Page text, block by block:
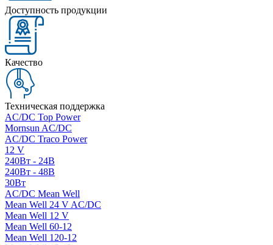
Доступность продукции
Качество
Техническая поддержка
AC/DC Top Power
Mornsun AC/DC
AC/DC Traco Power
12 V
240Вт - 24В
240Вт - 48В
30Вт
AC/DC Mean Well
Mean Well 24 V AC/DC
Mean Well 12 V
Mean Well 60-12
Mean Well 120-12